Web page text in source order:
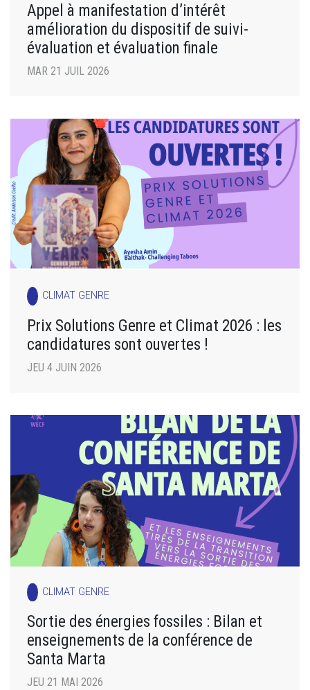
Appel à manifestation d’intérêt
amélioration du dispositif de suivi-
évaluation et évaluation finale
MAR 21 JUIL 2026
CLIMAT GENRE
Prix Solutions Genre et Climat 2026 : les
candidatures sont ouvertes !
JEU 4 JUIN 2026
CLIMAT GENRE
Sortie des énergies fossiles : Bilan et
enseignements de la conférence de
Santa Marta
JEU 21 MAI 2026